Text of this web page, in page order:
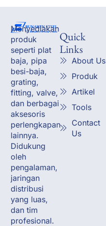
Menyediakan
produk
seperti plat
baja, pipa
besi-baja,
grating,
fitting, valve,
dan berbagai
aksesoris
perlengkapan
lainnya.
Didukung
oleh
pengalaman,
jaringan
distribusi
yang luas,
dan tim
profesional.
Quick
Links
About Us
Produk
Artikel
Tools
Contact
Us